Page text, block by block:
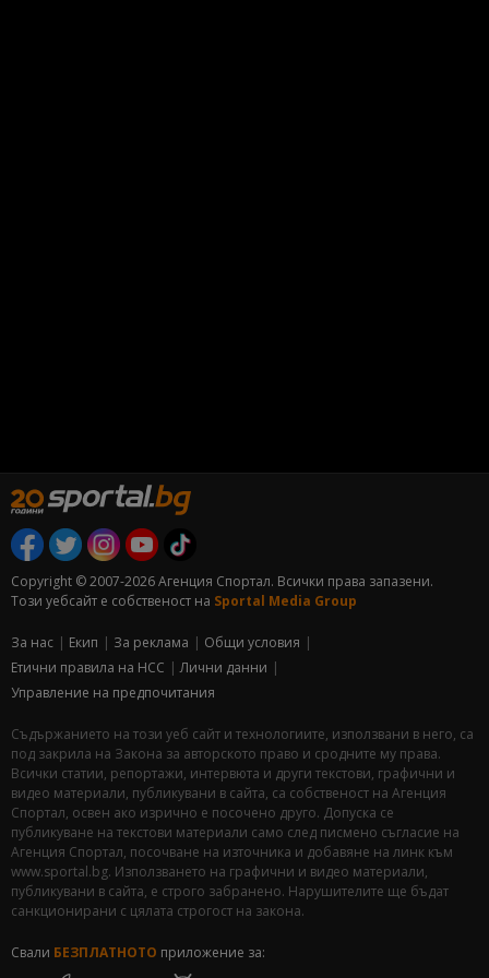
Copyright © 2007-2026 Агенция Спортал. Всички права запазени.
Този уебсайт е собственост на Sportal Media Group
За нас Екип За рекламa
Общи условия
Етични правила на НСС
Лични данни
Управление на предпочитания
Съдържанието на този уеб сайт и технологиите, използвани в него, са
под закрила на Закона за авторското право и сродните му права.
Всички статии, репортажи, интервюта и други текстови, графични и
видео материали, публикувани в сайта, са собственост на Агенция
Спортал, освен ако изрично е посочено друго. Допуска се
публикуване на текстови материали само след писмено съгласие на
Агенция Спортал, посочване на източника и добавяне на линк към
www.sportal.bg. Използването на графични и видео материали,
публикувани в сайта, е строго забранено. Нарушителите ще бъдат
санкционирани с цялата строгост на закона.
Свали БЕЗПЛАТНОТО приложение за: